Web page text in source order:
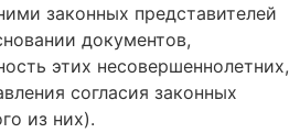
законных представителей
документов,
этих несовершеннолетних,
согласия законных
из них).